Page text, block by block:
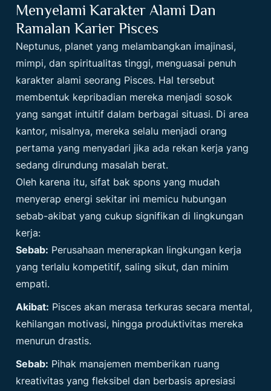
Menyelami Karakter Alami Dan
Ramalan Karier Pisces
Neptunus, planet yang melambangkan imajinasi,
mimpi, dan spiritualitas tinggi, menguasai penuh
karakter alami seorang Pisces. Hal tersebut
membentuk kepribadian mereka menjadi sosok
yang sangat intuitif dalam berbagai situasi. Di area
kantor, misalnya, mereka selalu menjadi orang
pertama yang menyadari jika ada rekan kerja yang
sedang dirundung masalah berat.
Oleh karena itu, sifat bak spons yang mudah
menyerap energi sekitar ini memicu hubungan
sebab-akibat yang cukup signifikan di lingkungan
kerja:
Sebab: Perusahaan menerapkan lingkungan kerja
yang terlalu kompetitif, saling sikut, dan minim
empati.
Akibat: Pisces akan merasa terkuras secara mental,
kehilangan motivasi, hingga produktivitas mereka
menurun drastis.
Sebab: Pihak manajemen memberikan ruang
kreativitas yang fleksibel dan berbasis apresiasi